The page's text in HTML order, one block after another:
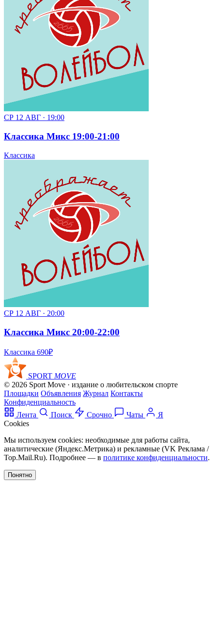
СР 12 АВГ · 19:00
Классика Микс 19:00-21:00
Классика
СР 12 АВГ · 20:00
Классика Микс 20:00-22:00
Классика 690₽
SPORT MOVE
© 2026 Sport Move · издание о любительском спорте
Площадки Объявления Журнал Контакты
Конфиденциальность
Лента
Поиск Срочно Чаты
Я
Cookies
Мы используем cookies: необходимые для работы сайта,
аналитические (Яндекс.Метрика) и рекламные (VK Реклама /
Top.Mail.Ru). Подробнее — в политике конфиденциальности.
Понятно